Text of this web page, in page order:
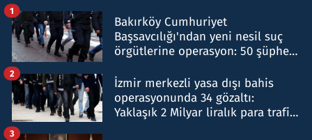
Bakırköy Cumhuriyet
Başsavcılığı'ndan yeni nesil suç
örgütlerine operasyon: 50 şüpheli
1
İzmir merkezli yasa dışı bahis
operasyonunda 34 gözaltı:
Yaklaşık 2 Milyar liralık para trafiği
2
3